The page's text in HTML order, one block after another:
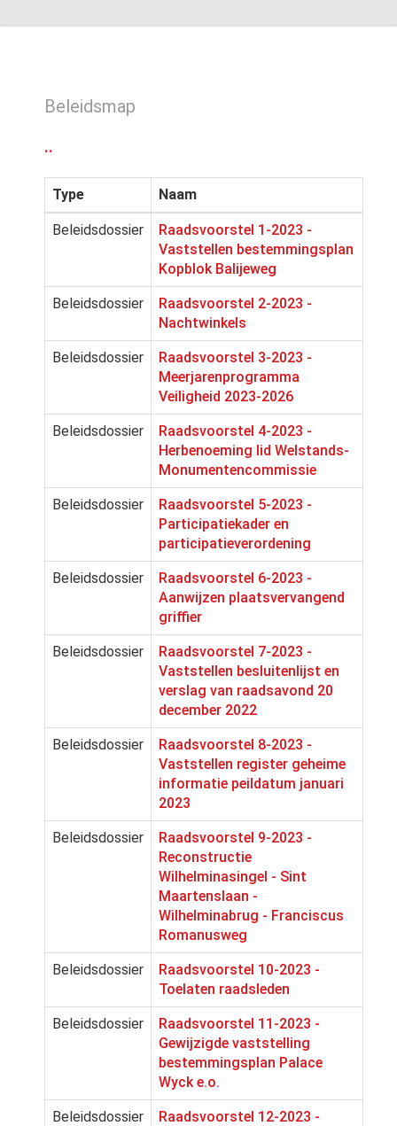
Beleidsmap
..
Type Naam
Beleidsdossier
Raadsvoorstel 1-2023 -
Vaststellen bestemmingsplan
Kopblok Balijeweg
Beleidsdossier
Raadsvoorstel 2-2023 -
Nachtwinkels
Beleidsdossier
Raadsvoorstel 3-2023 -
Meerjarenprogramma
Veiligheid 2023-2026
Beleidsdossier
Raadsvoorstel 4-2023 -
Herbenoeming lid Welstands-
Monumentencommissie
Beleidsdossier
Raadsvoorstel 5-2023 -
Participatiekader en
participatieverordening
Beleidsdossier
Raadsvoorstel 6-2023 -
Aanwijzen plaatsvervangend
griffier
Beleidsdossier
Raadsvoorstel 7-2023 -
Vaststellen besluitenlijst en
verslag van raadsavond 20
december 2022
Beleidsdossier
Raadsvoorstel 8-2023 -
Vaststellen register geheime
informatie peildatum januari
2023
Beleidsdossier
Raadsvoorstel 9-2023 -
Reconstructie
Wilhelminasingel - Sint
Maartenslaan -
Wilhelminabrug - Franciscus
Romanusweg
Beleidsdossier
Raadsvoorstel 10-2023 -
Toelaten raadsleden
Beleidsdossier
Raadsvoorstel 11-2023 -
Gewijzigde vaststelling
bestemmingsplan Palace
Wyck e.o.
Beleidsdossier
Raadsvoorstel 12-2023 -